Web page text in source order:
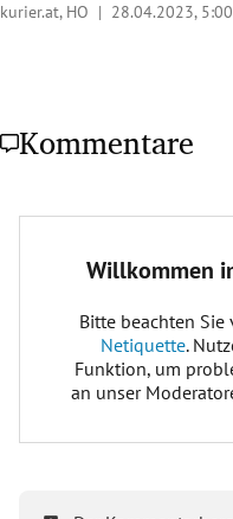
kurier.at, HO | 28.04.2023, 5:00
Kommentare